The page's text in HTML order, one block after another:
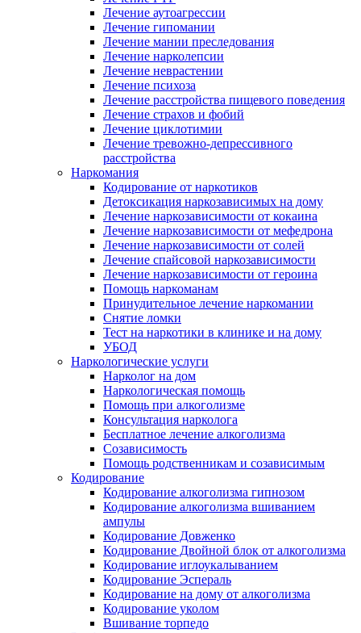
Лечение аутоагрессии
Лечение гипомании
Лечение мании преследования
Лечение нарколепсии
Лечение неврастении
Лечение психоза
Лечение расстройства пищевого поведения
Лечение страхов и фобий
Лечение циклотимии
Лечение тревожно-депрессивного
расстройства
Наркомания
Кодирование от наркотиков
Детоксикация наркозависимых на дому
Лечение наркозависимости от кокаина
Лечение наркозависимости от мефедрона
Лечение наркозависимости от солей
Лечение спайсовой наркозависимости
Лечение наркозависимости от героина
Помощь наркоманам
Принудительное лечение наркомании
Снятие ломки
Тест на наркотики в клинике и на дому
УБОД
Наркологические услуги
Нарколог на дом
Наркологическая помощь
Помощь при алкоголизме
Консультация нарколога
Бесплатное лечение алкоголизма
Созависимость
Помощь родственникам и созависимым
Кодирование
Кодирование алкоголизма гипнозом
Кодирование алкоголизма вшиванием
ампулы
Кодирование Довженко
Кодирование Двойной блок от алкоголизма
Кодирование иглоукалыванием
Кодирование Эспераль
Кодирование на дому от алкоголизма
Кодирование уколом
Вшивание торпедо